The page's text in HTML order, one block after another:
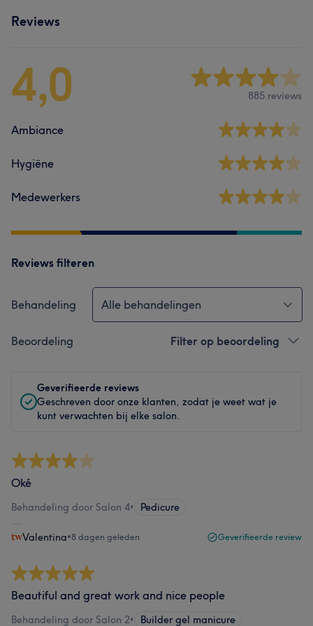
Reviews
4,0 885 reviews
Ambiance
Hygiëne
Medewerkers
Reviews filteren
Behandeling Alle behandelingen
Beoordeling Filter op beoordeling
Geverifieerde reviews
Geschreven door onze klanten, zodat je weet wat je
kunt verwachten bij elke salon.
Oké
Behandeling door Salon 4• Pedicure
Valentina•8 dagen geleden Geverifieerde review
Beautiful and great work and nice people
Behandeling door Salon 2• Builder gel manicure